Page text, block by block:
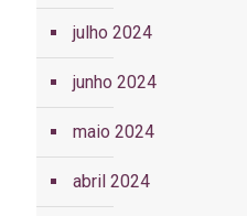
julho 2024
junho 2024
maio 2024
abril 2024